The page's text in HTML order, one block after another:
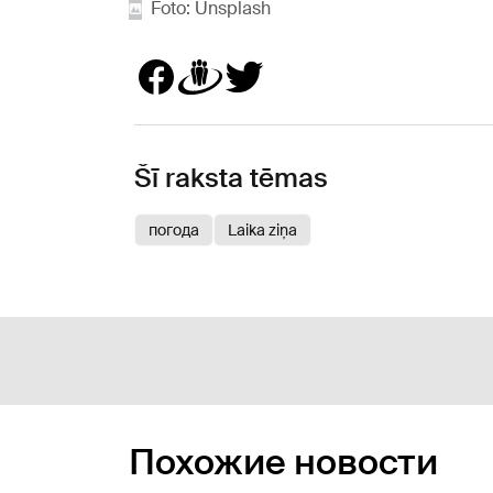
Foto: Unsplash
Šī raksta tēmas
погода Laika ziņa
Похожие новости